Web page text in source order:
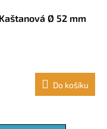
Ø 52 mm
Do košíku